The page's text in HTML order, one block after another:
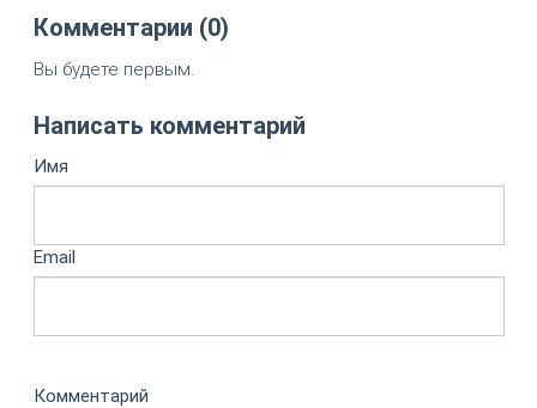
Комментарии (0)
Вы будете первым.
Написать комментарий
Имя
Email
Комментарий